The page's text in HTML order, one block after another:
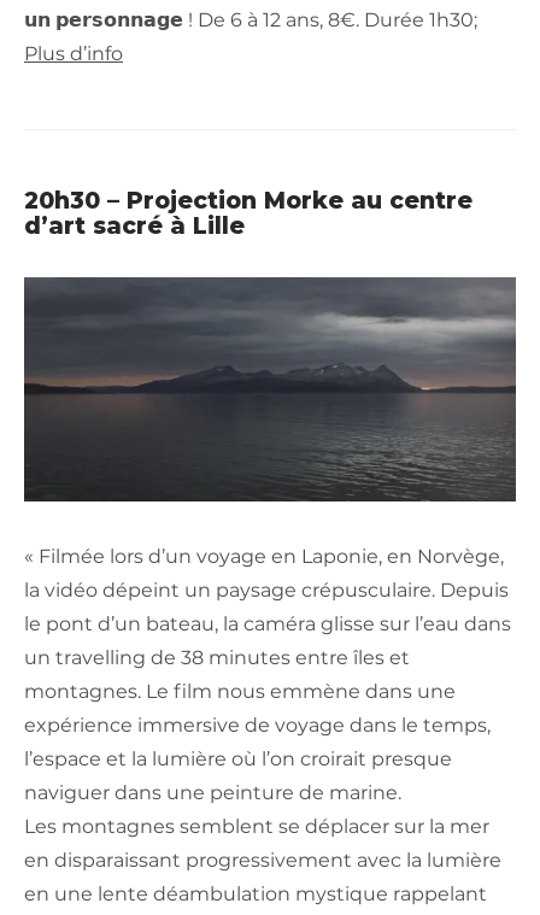
𝘂𝗻 𝗽𝗲𝗿𝘀𝗼𝗻𝗻𝗮𝗴𝗲 ! De 6 à 12 ans, 8€. Durée 1h30;
Plus d’info
20h30 – Projection Morke au centre
d’art sacré à Lille
« Filmée lors d’un voyage en Laponie, en Norvège,
la vidéo dépeint un paysage crépusculaire. Depuis
le pont d’un bateau, la caméra glisse sur l’eau dans
un travelling de 38 minutes entre îles et
montagnes. Le film nous emmène dans une
expérience immersive de voyage dans le temps,
l’espace et la lumière où l’on croirait presque
naviguer dans une peinture de marine.
Les montagnes semblent se déplacer sur la mer
en disparaissant progressivement avec la lumière
en une lente déambulation mystique rappelant